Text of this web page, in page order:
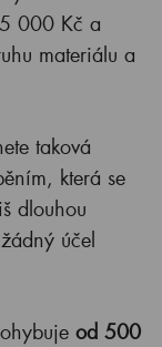
000 Kč a
materiálu a
taková
která se
dlouhou
účel
od 500